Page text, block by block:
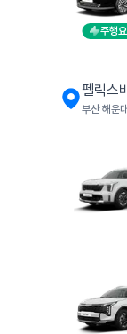
주행
펠릭스
부산 해운